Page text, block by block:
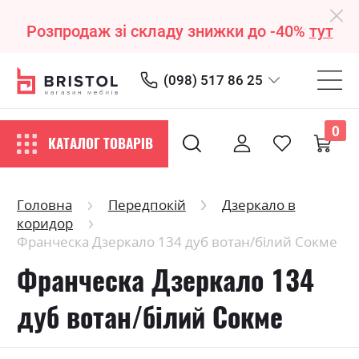
Розпродаж зі складу знижки до -40% тут
(098) 517 86 25
КАТАЛОГ ТОВАРІВ
0
Головна Передпокій
Дзеркало в
коридор
Франческа Дзеркало 134 дуб вотан/білий Сокме
Франческа Дзеркало 134
дуб вотан/білий Сокме